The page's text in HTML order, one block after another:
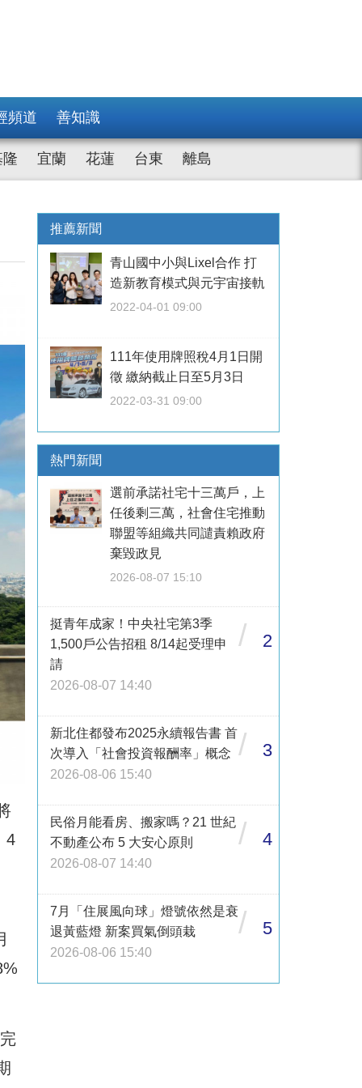
頻道 善知識
隆 宜蘭 花蓮 台東 離島
4
推薦新聞
青山國中小與Lixel合作 打
造新教育模式與元宇宙接軌
2022-04-01 09:00
111年使用牌照稅4月1日開
徵 繳納截止日至5月3日
2022-03-31 09:00
熱門新聞
選前承諾社宅十三萬戶，上
任後剩三萬，社會住宅推動
聯盟等組織共同譴責賴政府
棄毀政見
2026-08-07 15:10
挺青年成家！中央社宅第3季
1,500戶公告招租 8/14起受理申
請
2026-08-07 14:40
/ 2
新北住都發布2025永續報告書 首
次導入「社會投資報酬率」概念
2026-08-06 15:40
/ 3
民俗月能看房、搬家嗎？21 世紀
不動產公布 5 大安心原則
2026-08-07 14:40
/ 4
7月「住展風向球」燈號依然是衰
退黃藍燈 新案買氣倒頭栽
2026-08-06 15:40
/ 5